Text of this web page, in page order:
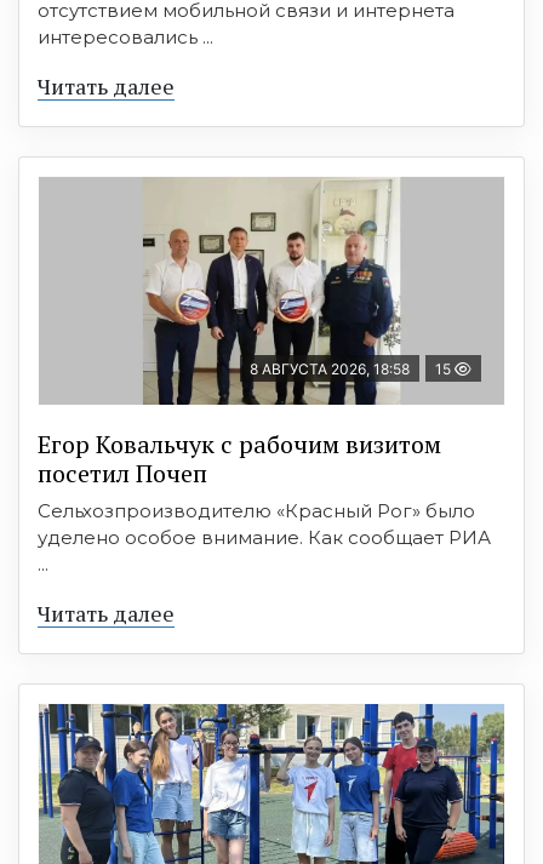
отсутствием мобильной связи и интернета
интересовались ...
Читать далее
8 АВГУСТА 2026, 18:58 15
Егор Ковальчук с рабочим визитом
посетил Почеп
Сельхозпроизводителю «Красный Рог» было
уделено особое внимание. Как сообщает РИА
...
Читать далее